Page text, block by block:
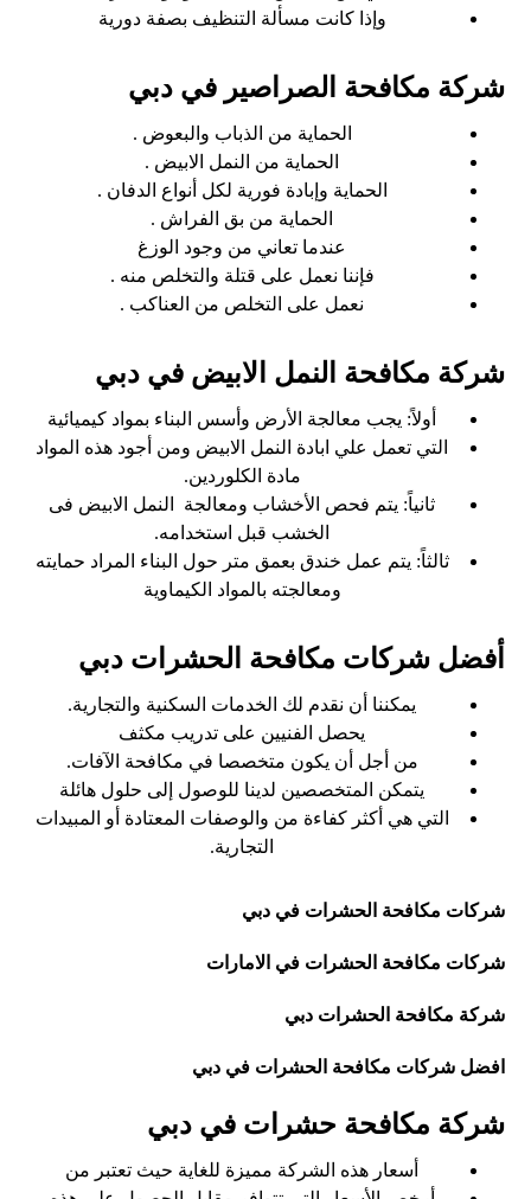
وإذا كانت مسألة التنظيف بصفة دورية
شركة مكافحة الصراصير في دبي
الحماية من الذباب والبعوض .
الحماية من النمل الابيض .
الحماية وإبادة فورية لكل أنواع الدفان .
الحماية من بق الفراش .
عندما تعاني من وجود الوزغ
فإننا نعمل على قتلة والتخلص منه .
نعمل على التخلص من العناكب .
شركة مكافحة النمل الابيض في دبي
أولاً: يجب معالجة الأرض وأسس البناء بمواد كيميائية
التي تعمل علي ابادة النمل الابيض ومن أجود هذه المواد
مادة الكلوردين.
ثانياً: يتم فحص الأخشاب ومعالجة النمل الابيض فى
الخشب قبل استخدامه.
ثالثاً: يتم عمل خندق بعمق متر حول البناء المراد حمايته
ومعالجته بالمواد الكيماوية
أفضل شركات مكافحة الحشرات دبي
يمكننا أن نقدم لك الخدمات السكنية والتجارية.
يحصل الفنيين على تدريب مكثف
من أجل أن يكون متخصصا في مكافحة الآفات.
يتمكن المتخصصين لدينا للوصول إلى حلول هائلة
التي هي أكثر كفاءة من والوصفات المعتادة أو المبيدات
التجارية.
شركات مكافحة الحشرات في دبي
شركات مكافحة الحشرات في الامارات
شركة مكافحة الحشرات دبي
افضل شركات مكافحة الحشرات في دبي
شركة مكافحة حشرات في دبي
أسعار هذه الشركة مميزة للغاية حيث تعتبر من